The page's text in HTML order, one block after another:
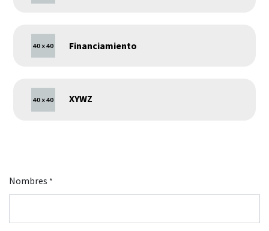
Financiamiento
XYWZ
Nombres *